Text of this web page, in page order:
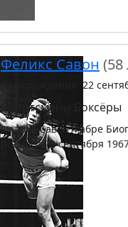
Феликс Савон (58
Дата рождения: 22
Спортсмены Боксёры
Феликс Савон Фабре
родился 22 сентября